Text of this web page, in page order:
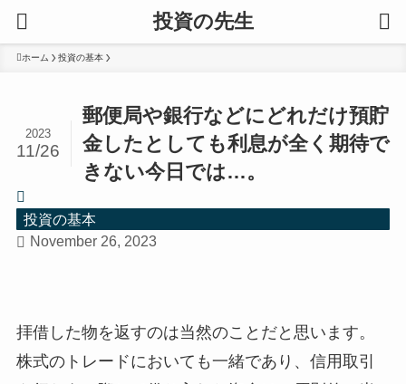
投資の先生
ホーム 投資の基本
郵便局や銀行などにどれだけ預貯
金したとしても利息が全く期待で
きない今日では…。
2023
11/26
投資の基本
November 26, 2023
拝借した物を返すのは当然のことだと思います。
株式のトレードにおいても一緒であり、信用取引